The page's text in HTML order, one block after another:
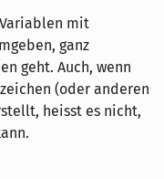
mit
ganz
geht. Auch, wenn
(oder anderen
heisst es nicht,